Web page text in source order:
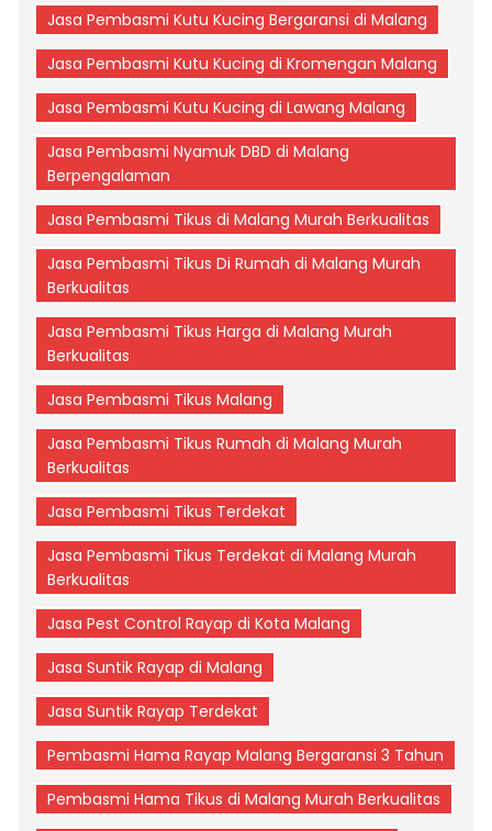
Jasa Pembasmi Kutu Kucing Bergaransi di Malang
Jasa Pembasmi Kutu Kucing di Kromengan Malang
Jasa Pembasmi Kutu Kucing di Lawang Malang
Jasa Pembasmi Nyamuk DBD di Malang
Berpengalaman
Jasa Pembasmi Tikus di Malang Murah Berkualitas
Jasa Pembasmi Tikus Di Rumah di Malang Murah
Berkualitas
Jasa Pembasmi Tikus Harga di Malang Murah
Berkualitas
Jasa Pembasmi Tikus Malang
Jasa Pembasmi Tikus Rumah di Malang Murah
Berkualitas
Jasa Pembasmi Tikus Terdekat
Jasa Pembasmi Tikus Terdekat di Malang Murah
Berkualitas
Jasa Pest Control Rayap di Kota Malang
Jasa Suntik Rayap di Malang
Jasa Suntik Rayap Terdekat
Pembasmi Hama Rayap Malang Bergaransi 3 Tahun
Pembasmi Hama Tikus di Malang Murah Berkualitas